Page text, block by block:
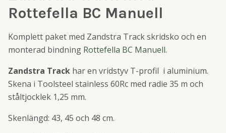
Rottefella BC Manuell
Komplett paket med Zandstra Track skridsko och en
monterad bindning Rottefella BC Manuell.
Zandstra Track har en vridstyv T-profil i aluminium.
Skena i Toolsteel stainless 60Rc med radie 35 m och
ståltjocklek 1,25 mm.
Skenlängd: 43, 45 och 48 cm.